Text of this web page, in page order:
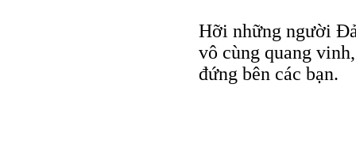
Hỡi những người
vô cùng quang
đứng bên các bạn.